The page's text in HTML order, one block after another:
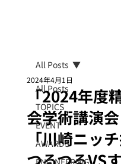
All Posts
TOPICS
EVENT
AWARDS
ENGINEERING
All Posts
「2024年度
会学術講演
「川崎ニッ
つるつるVS
2024年4月1日